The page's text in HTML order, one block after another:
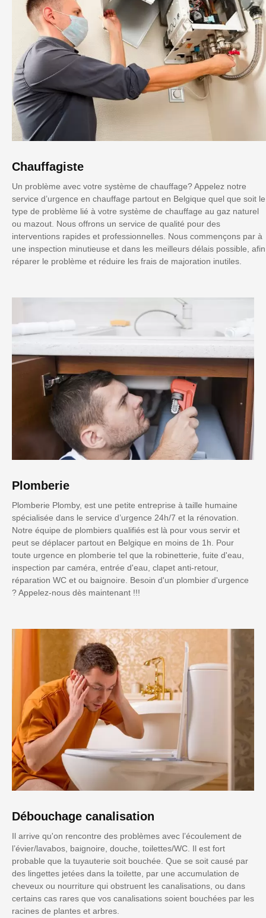
Chauffagiste
Un problème avec votre système de chauffage? Appelez notre
service d’urgence en chauffage partout en Belgique quel que soit le
type de problème lié à votre système de chauffage au gaz naturel
ou mazout. Nous offrons un service de qualité pour des
interventions rapides et professionnelles. Nous commençons par à
une inspection minutieuse et dans les meilleurs délais possible, afin
réparer le problème et réduire les frais de majoration inutiles.
Plomberie
Plomberie Plomby, est une petite entreprise à taille humaine
spécialisée dans le service d’urgence 24h/7 et la rénovation.
Notre équipe de plombiers qualifiés est là pour vous servir et
peut se déplacer partout en Belgique en moins de 1h. Pour
toute urgence en plomberie tel que la robinetterie, fuite d'eau,
inspection par caméra, entrée d'eau, clapet anti-retour,
réparation WC et ou baignoire. Besoin d'un plombier d'urgence
? Appelez-nous dès maintenant !!!
Débouchage canalisation
Il arrive qu'on rencontre des problèmes avec l’écoulement de
l’évier/lavabos, baignoire, douche, toilettes/WC. Il est fort
probable que la tuyauterie soit bouchée. Que se soit causé par
des lingettes jetées dans la toilette, par une accumulation de
cheveux ou nourriture qui obstruent les canalisations, ou dans
certains cas rares que vos canalisations soient bouchées par les
racines de plantes et arbres.